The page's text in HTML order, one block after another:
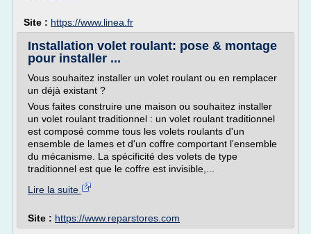
Site : https://www.linea.fr
Installation volet roulant: pose & montage
pour installer ...
Vous souhaitez installer un volet roulant ou en remplacer
un déjà existant ?
Vous faites construire une maison ou souhaitez installer
un volet roulant traditionnel : un volet roulant traditionnel
est composé comme tous les volets roulants d'un
ensemble de lames et d'un coffre comportant l'ensemble
du mécanisme. La spécificité des volets de type
traditionnel est que le coffre est invisible,...
Lire la suite
Site : https://www.reparstores.com